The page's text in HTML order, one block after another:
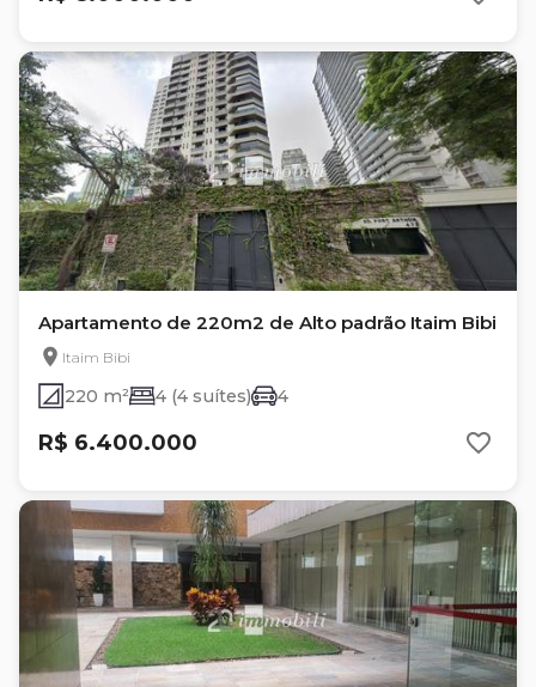
Apartamento de 220m2 de Alto padrão Itaim Bibi
Itaim Bibi
220 m² 4 (4 suítes) 4
R$ 6.400.000